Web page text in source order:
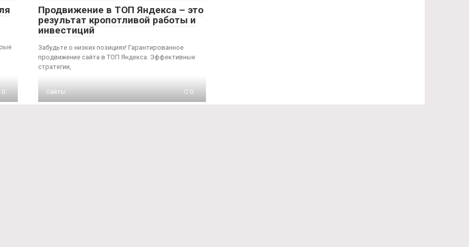
Продвижение в ТОП Яндекса – это
результат кропотливой работы и
инвестиций
Забудьте о низких позициях! Гарантированное
продвижение сайта в ТОП Яндекса. Эффективные
стратегии,
0 Сайты 0